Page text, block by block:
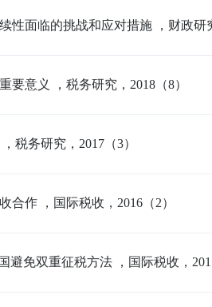
性面临的挑战和应对措施 ，财政研
要意义 ，税务研究，2018（8）
税务研究，2017（3）
合作 ，国际税收，2016（2）
避免双重征税方法 ，国际税收，